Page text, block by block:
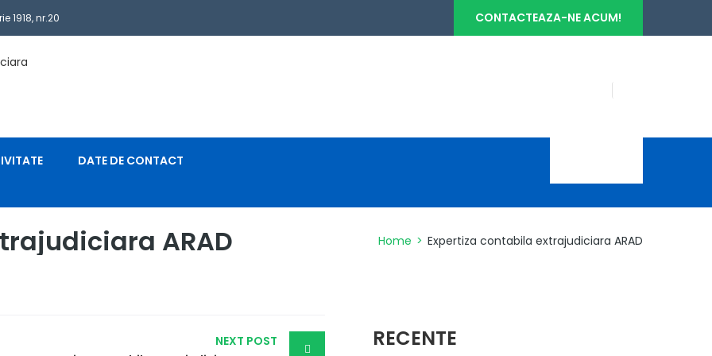
1918, nr.20 CONTACTEAZA-NE ACUM!
DATE DE CONTACT
ARAD Home > Expertiza contabila extrajudiciara ARAD
NEXT POST
RECENTE